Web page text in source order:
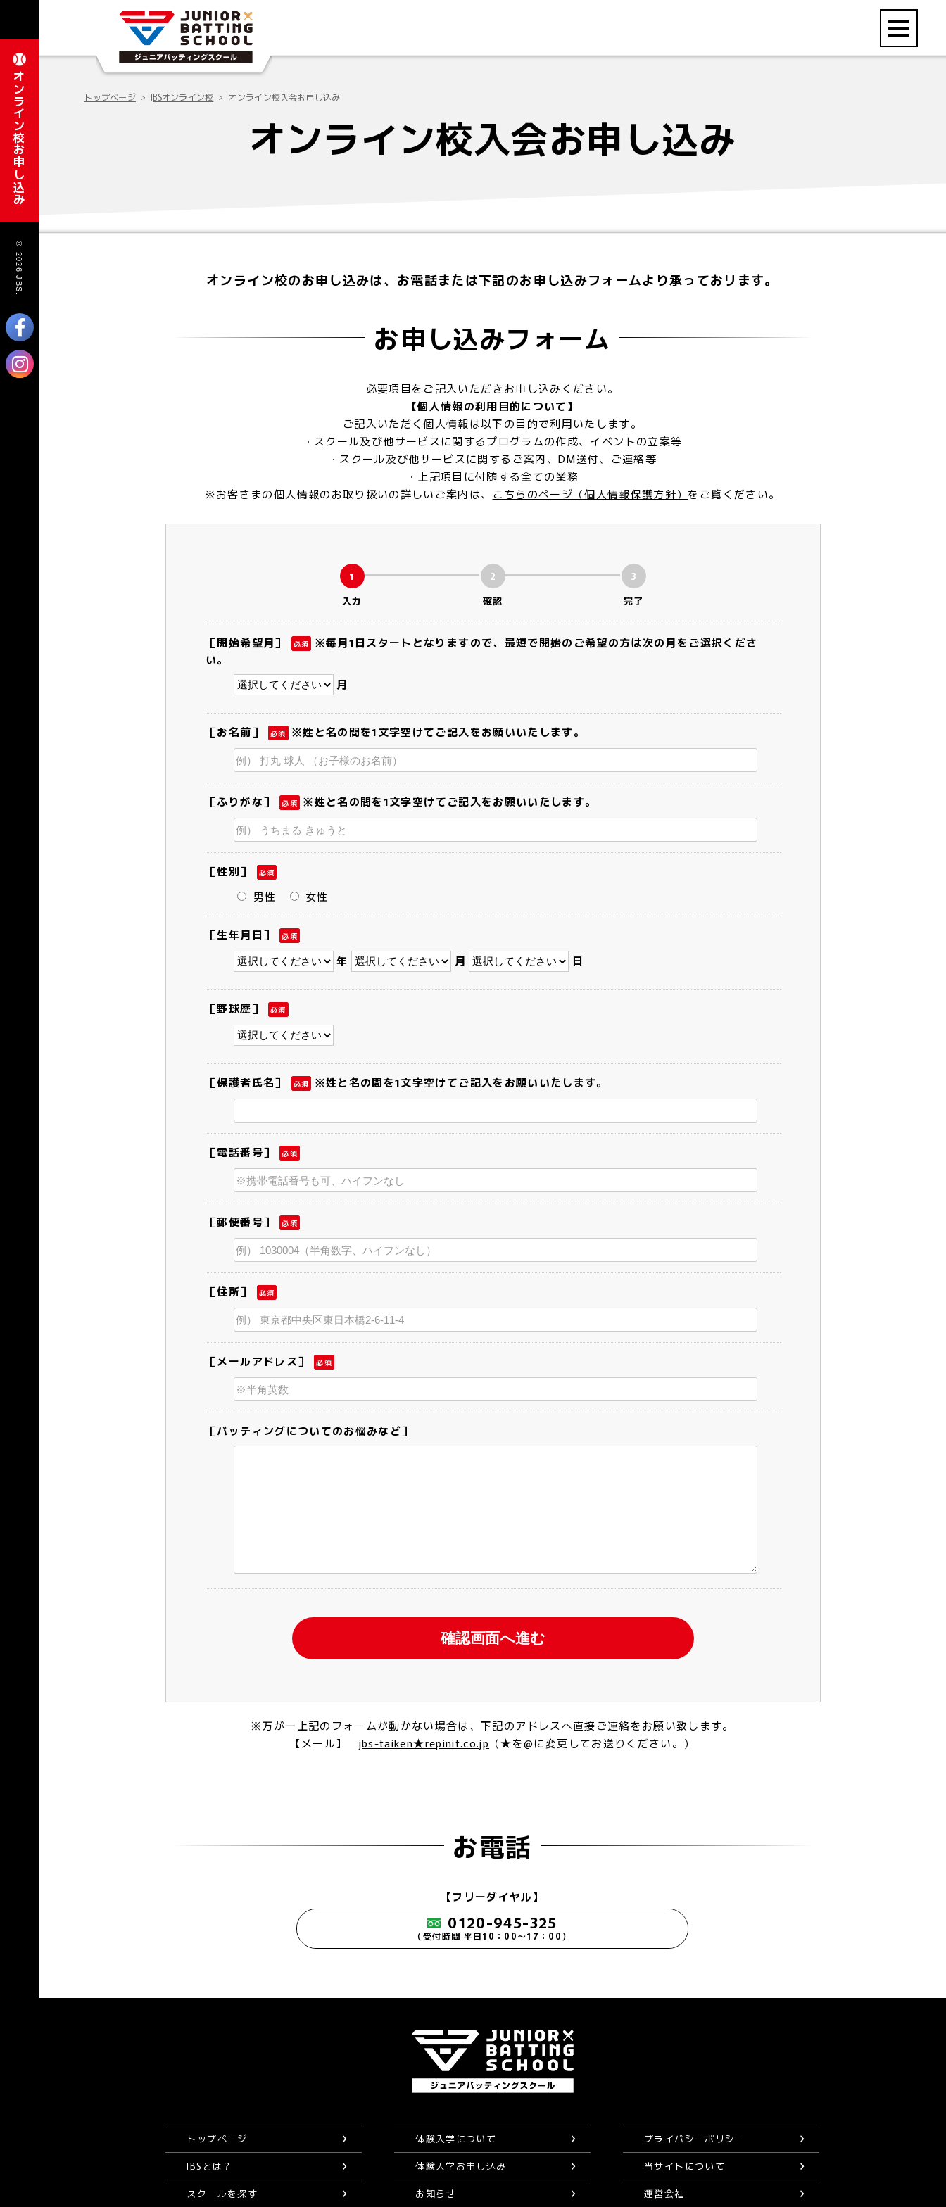
オンライン校お申し込み
© 2026 JBS.
toggle
トップページ JBSオンライン校 オンライン校入会お申し込み
オンライン校入会お申し込み
オンライン校のお申し込みは、お電話または下記のお申し込みフォームより承っておリます。
お申し込みフォーム
必要項目をご記入いただきお申し込みください。
【個人情報の利用目的について】
ご記入いただく個人情報は以下の目的で利用いたします。
・スクール及び他サービスに関するプログラムの作成、イベントの立案等
・スクール及び他サービスに関するご案内、DM送付、ご連絡等
・上記項目に付随する全ての業務
※お客さまの個人情報のお取り扱いの詳しいご案内は、
こちらのページ（個人情報保護方針） をご覧ください。
1
入力
2
確認
3
完了
［開始希望月］ 必須
※毎月1日スタートとなりますので、最短で開始のご希望の方は次の月をご選択くださ
い。
月
［お名前］ 必須 ※姓と名の間を1文字空けてご記入をお願いいたします。
［ふりがな］ 必須 ※姓と名の間を1文字空けてご記入をお願いいたします。
［性別］ 必須
男性 女性
［生年月日］ 必須
年 月 日
［野球歴］ 必須
［保護者氏名］ 必須 ※姓と名の間を1文字空けてご記入をお願いいたします。
［電話番号］ 必須
［郵便番号］ 必須
［住所］ 必須
［メールアドレス］ 必須
［バッティングについてのお悩みなど］
※万が一上記のフォームが動かない場合は、下記のアドレスへ直接ご連絡をお願い致します。
【メール】 jbs-taiken★repinit.co.jp （★を@に変更してお送りください。）
お電話
【フリーダイヤル】
0120-945-325
（受付時間 平日10：00～17：00）
トップページ
JBSとは？
スクールを探す
体験入学について
体験入学お申し込み
お知らせ
プライバシーポリシー
当サイトについて
運営会社